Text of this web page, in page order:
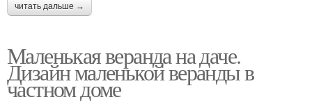
читать дальше →
Маленькая веранда на даче.
Дизайн маленькой веранды в
частном доме